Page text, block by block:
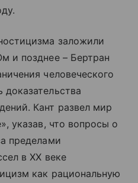
заложили
и позднее – Бертран
человеческого
Кант развел мир
указав, что вопросы о
пределами
в XX веке
как рациональную